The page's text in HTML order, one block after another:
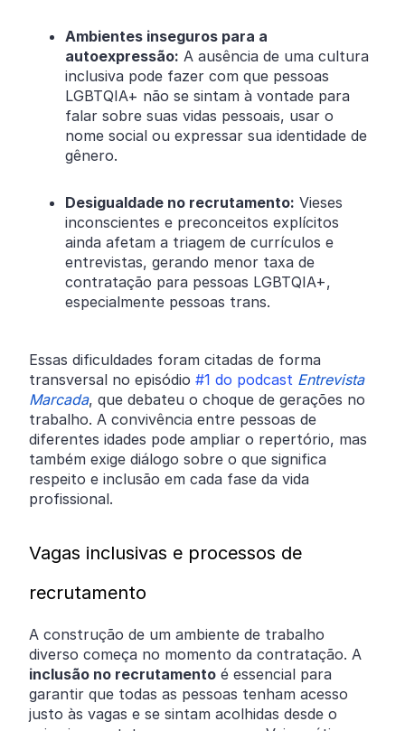
Ambientes inseguros para a
autoexpressão: A ausência de uma cultura
inclusiva pode fazer com que pessoas
LGBTQIA+ não se sintam à vontade para
falar sobre suas vidas pessoais, usar o
nome social ou expressar sua identidade de
gênero.
Desigualdade no recrutamento: Vieses
inconscientes e preconceitos explícitos
ainda afetam a triagem de currículos e
entrevistas, gerando menor taxa de
contratação para pessoas LGBTQIA+,
especialmente pessoas trans.
Essas dificuldades foram citadas de forma
transversal no episódio #1 do podcast Entrevista
Marcada, que debateu o choque de gerações no
trabalho. A convivência entre pessoas de
diferentes idades pode ampliar o repertório, mas
também exige diálogo sobre o que significa
respeito e inclusão em cada fase da vida
profissional.
Vagas inclusivas e processos de
recrutamento
A construção de um ambiente de trabalho
diverso começa no momento da contratação. A
inclusão no recrutamento é essencial para
garantir que todas as pessoas tenham acesso
justo às vagas e se sintam acolhidas desde o